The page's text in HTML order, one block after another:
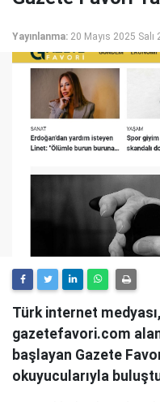
Yayınlanma: 20 Mayıs 2025 Salı
Türk internet
gazetefavori.com alan
başlayan Gazete
okuyucularıyla